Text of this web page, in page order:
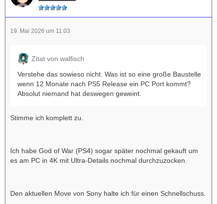
19. Mai 2026 um 11:03
Zitat von walfisch
Verstehe das sowieso nicht. Was ist so eine große Baustelle
wenn 12 Monate nach PS5 Release ein PC Port kommt?
Absolut niemand hat deswegen geweint.
Stimme ich komplett zu.
Ich habe God of War (PS4) sogar später nochmal gekauft um
es am PC in 4K mit Ultra-Details nochmal durchzuzocken.
Den aktuellen Move von Sony halte ich für einen Schnellschuss.